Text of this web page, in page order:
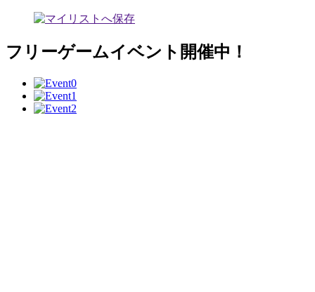
フリーゲームイベント開催中！